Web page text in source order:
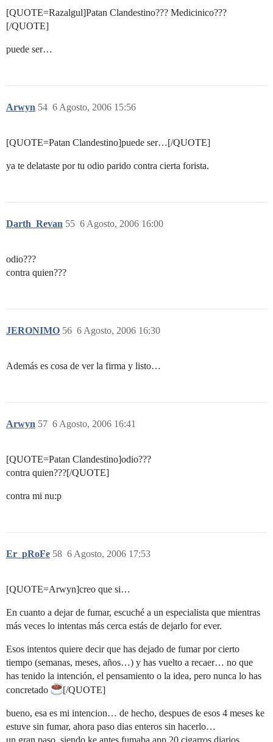
[QUOTE=Razalgul]Patan Clandestino??? Medicinico???
[/QUOTE]
puede ser…
Arwyn 6 Agosto, 2006 15:56
54
[QUOTE=Patan Clandestino]puede ser…[/QUOTE]
ya te delataste por tu odio parido contra cierta forista.
Darth_Revan 6 Agosto, 2006 16:00
55
odio???
contra quien???
JERONIMO 6 Agosto, 2006 16:30
56
Además es cosa de ver la firma y listo…
Arwyn 6 Agosto, 2006 16:41
57
[QUOTE=Patan Clandestino]odio???
contra quien???[/QUOTE]
contra mi nu:p
Er_pRoFe 6 Agosto, 2006 17:53
58
[QUOTE=Arwyn]creo que si…
En cuanto a dejar de fumar, escuché a un especialista que mientras
más veces lo intentas más cerca estás de dejarlo for ever.
Esos intentos quiere decir que has dejado de fumar por cierto
tiempo (semanas, meses, años…) y has vuelto a recaer… no que
has tenido la intención, el pensamiento o la idea, pero nunca lo has
concretado
[/QUOTE]
bueno, esa es mi intencion… de hecho, despues de esos 4 meses ke
estuve sin fumar, ahora paso dias enteros sin hacerlo…
un gran paso, siendo ke antes fumaba app 20 cigarros diarios